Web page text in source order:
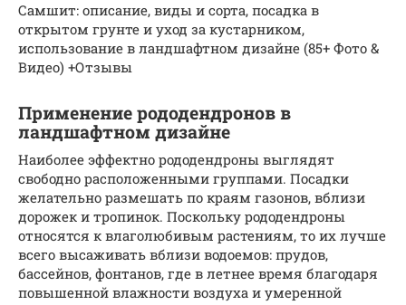
Самшит: описание, виды и сорта, посадка в
открытом грунте и уход за кустарником,
использование в ландшафтном дизайне (85+ Фото &
Видео) +Отзывы
Применение рододендронов в
ландшафтном дизайне
Наиболее эффектно рододендроны выглядят
свободно расположенными группами. Посадки
желательно размешать по краям газонов, вблизи
дорожек и тропинок. Поскольку рододендроны
относятся к влаголюбивым растениям, то их лучше
всего высаживать вблизи водоемов: прудов,
бассейнов, фонтанов, где в летнее время благодаря
повышенной влажности воздуха и умеренной